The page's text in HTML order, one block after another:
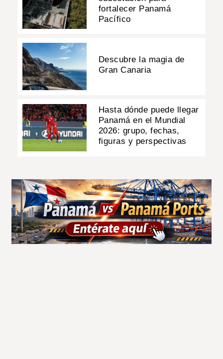
fortalecer Panamá
Pacífico
Descubre la magia de
Gran Canaria
Hasta dónde puede llegar
Panamá en el Mundial
2026: grupo, fechas,
figuras y perspectivas